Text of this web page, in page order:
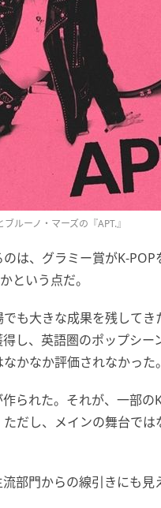
ルーノ・マーズの『APT.』
は、グラミー賞がK-
という点だ。
も大きな成果を残して
し、英語圏のポップシー
かなか評価されなかった。
られた。それが、一部の
だし、メインの舞台では
部門からの線引きにも見